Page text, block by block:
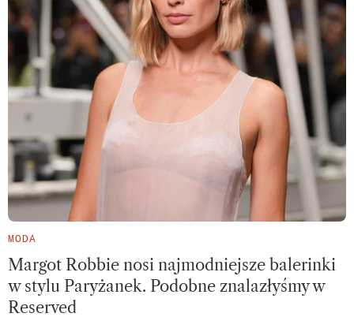
MODA
Margot Robbie nosi najmodniejsze balerinki
w stylu Paryżanek. Podobne znalazłyśmy w
Reserved